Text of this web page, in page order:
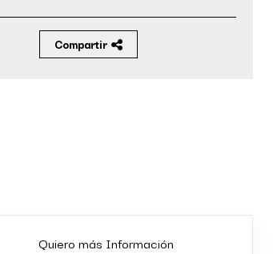
Compartir
Quiero más Información